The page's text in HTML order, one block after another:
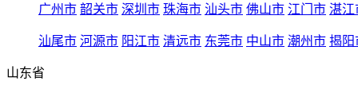
广州市 韶关市 深圳市 珠海市 汕头市 佛山市 江门市 湛江
汕尾市 河源市 阳江市 清远市 东莞市 中山市 潮州市 揭阳
山东省